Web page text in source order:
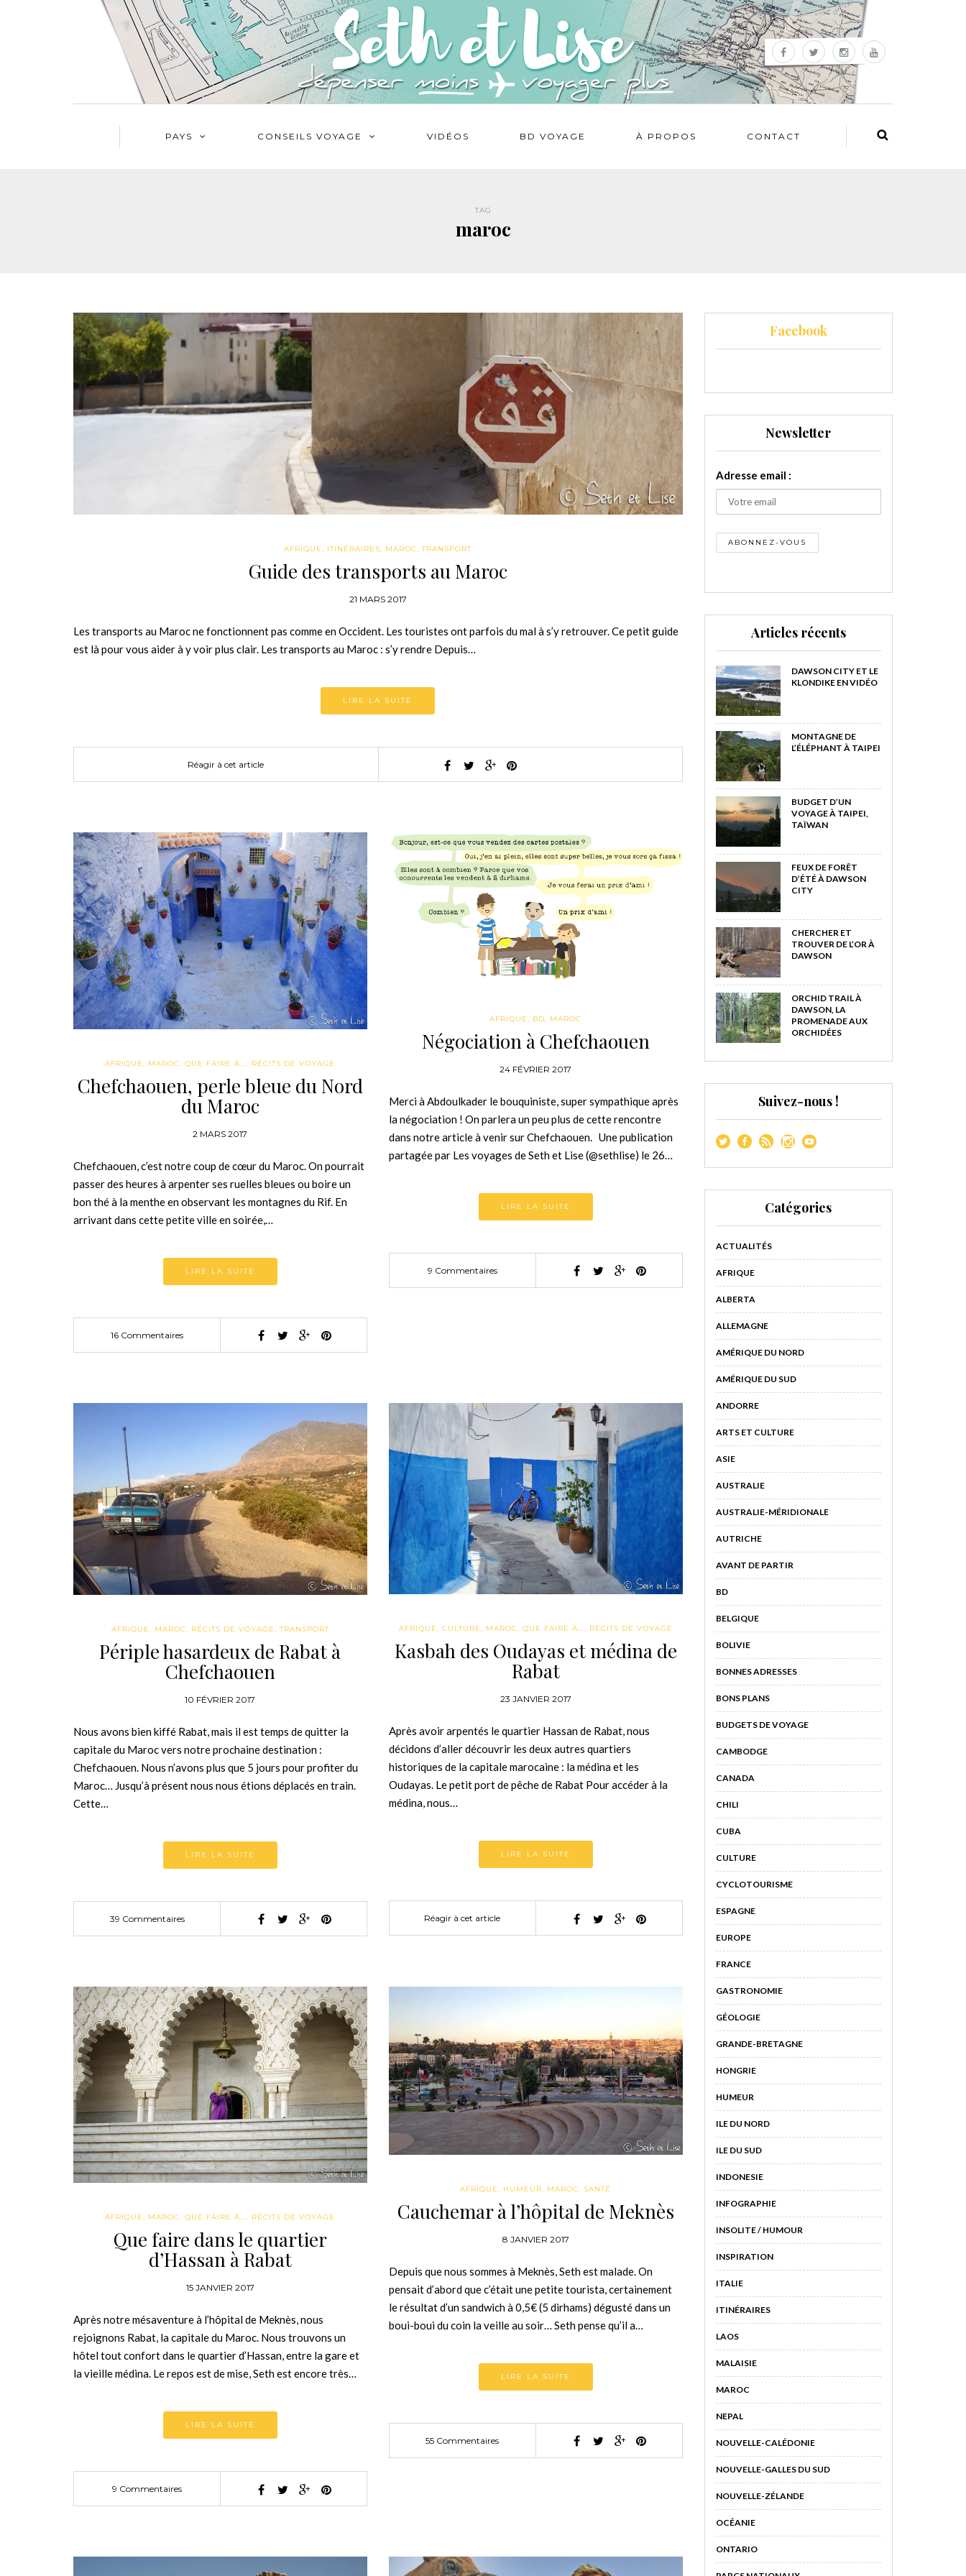
PAYS CONSEILS VOYAGE VIDÉOS BD VOYAGE À PROPOS CONTACT
TAG
maroc
AFRIQUE, ITINÉRAIRES, MAROC,TRANSPORT
Guide des transports au Maroc
21 MARS 2017
Les transports au Maroc ne fonctionnent pas comme en Occident. Les touristes ont parfois du mal à s’y retrouver. Ce petit guide
est là pour vous aider à y voir plus clair. Les transports au Maroc : s’y rendre Depuis…
LIRE LA SUITE
Réagir à cet article
AFRIQUE, MAROC,QUE FAIRE À..., RÉCITS DE VOYAGE
Chefchaouen, perle bleue du Nord
du Maroc
2 MARS 2017
Chefchaouen, c’est notre coup de cœur du Maroc. On pourrait
passer des heures à arpenter ses ruelles bleues ou boire un
bon thé à la menthe en observant les montagnes du Rif. En
arrivant dans cette petite ville en soirée,…
LIRE LA SUITE
16 Commentaires
AFRIQUE, BD, MAROC
Négociation à Chefchaouen
24 FÉVRIER 2017
Merci à Abdoulkader le bouquiniste, super sympathique après
la négociation ! On parlera un peu plus de cette rencontre
dans notre article à venir sur Chefchaouen. Une publication
partagée par Les voyages de Seth et Lise (@sethlise) le 26…
LIRE LA SUITE
9 Commentaires
AFRIQUE, MAROC, RÉCITS DE VOYAGE,TRANSPORT
Périple hasardeux de Rabat à
Chefchaouen
10 FÉVRIER 2017
Nous avons bien kiffé Rabat, mais il est temps de quitter la
capitale du Maroc vers notre prochaine destination :
Chefchaouen. Nous n’avons plus que 5 jours pour profiter du
Maroc… Jusqu’à présent nous nous étions déplacés en train.
Cette…
LIRE LA SUITE
39 Commentaires
AFRIQUE, CULTURE, MAROC, QUE FAIRE À..., RÉCITS DE VOYAGE
Kasbah des Oudayas et médina de
Rabat
23 JANVIER 2017
Après avoir arpentés le quartier Hassan de Rabat, nous
décidons d’aller découvrir les deux autres quartiers
historiques de la capitale marocaine : la médina et les
Oudayas. Le petit port de pêche de Rabat Pour accéder à la
médina, nous…
LIRE LA SUITE
Réagir à cet article
AFRIQUE, MAROC,QUE FAIRE À..., RÉCITS DE VOYAGE
Que faire dans le quartier
d’Hassan à Rabat
15 JANVIER 2017
Après notre mésaventure à l’hôpital de Meknès, nous
rejoignons Rabat, la capitale du Maroc. Nous trouvons un
hôtel tout confort dans le quartier d’Hassan, entre la gare et
la vieille médina. Le repos est de mise, Seth est encore très…
LIRE LA SUITE
9 Commentaires
AFRIQUE, HUMEUR, MAROC, SANTÉ
Cauchemar à l’hôpital de Meknès
8 JANVIER 2017
Depuis que nous sommes à Meknès, Seth est malade. On
pensait d’abord que c’était une petite tourista, certainement
le résultat d’un sandwich à 0,5€ (5 dirhams) dégusté dans un
boui-boui du coin la veille au soir… Seth pense qu’il a…
LIRE LA SUITE
55 Commentaires
Facebook
Newsletter
Adresse email :
Articles récents
DAWSON CITY ET LE
KLONDIKE EN VIDÉO
MONTAGNE DE
L’ÉLÉPHANT À TAIPEI
BUDGET D’UN
VOYAGE À TAIPEI,
TAÏWAN
FEUX DE FORÊT
D’ÉTÉ À DAWSON
CITY
CHERCHER ET
TROUVER DE L’OR À
DAWSON
ORCHID TRAIL À
DAWSON, LA
PROMENADE AUX
ORCHIDÉES
Suivez-nous !
Catégories
ACTUALITÉS
AFRIQUE
ALBERTA
ALLEMAGNE
AMÉRIQUE DU NORD
AMÉRIQUE DU SUD
ANDORRE
ARTS ET CULTURE
ASIE
AUSTRALIE
AUSTRALIE-MÉRIDIONALE
AUTRICHE
AVANT DE PARTIR
BD
BELGIQUE
BOLIVIE
BONNES ADRESSES
BONS PLANS
BUDGETS DE VOYAGE
CAMBODGE
CANADA
CHILI
CUBA
CULTURE
CYCLOTOURISME
ESPAGNE
EUROPE
FRANCE
GASTRONOMIE
GÉOLOGIE
GRANDE-BRETAGNE
HONGRIE
HUMEUR
ILE DU NORD
ILE DU SUD
INDONESIE
INFOGRAPHIE
INSOLITE / HUMOUR
INSPIRATION
ITALIE
ITINÉRAIRES
LAOS
MALAISIE
MAROC
NEPAL
NOUVELLE-CALÉDONIE
NOUVELLE-GALLES DU SUD
NOUVELLE-ZÉLANDE
OCÉANIE
ONTARIO